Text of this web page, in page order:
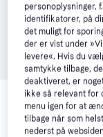
Se vores forslag til
interesser. Vis alle
personoplysninger,
identifikatorer, på
det muligt for
der er vist under
levere«. Hvis du
samtykke tilbage,
deaktiveret, er
ikke så relevant for
menu igen for at
tilbage når som
nederst på